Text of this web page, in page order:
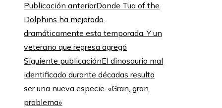
Publicación anteriorDonde Tua of the
Dolphins ha mejorado
dramáticamente esta temporada. Y un
veterano que regresa agregó
Siguiente publicaciónEl dinosaurio mal
identificado durante décadas resulta
ser una nueva especie. «Gran, gran
problema»